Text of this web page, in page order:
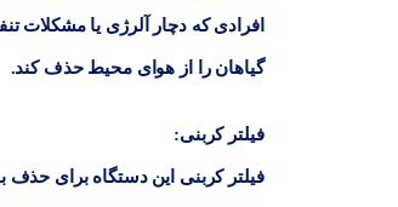
افرادی که دچار آلرژی یا مشکلات
گیاهان را از هوای محیط حذف کند.
فیلتر کربنی:
فیلتر کربنی این دستگاه برای حذف